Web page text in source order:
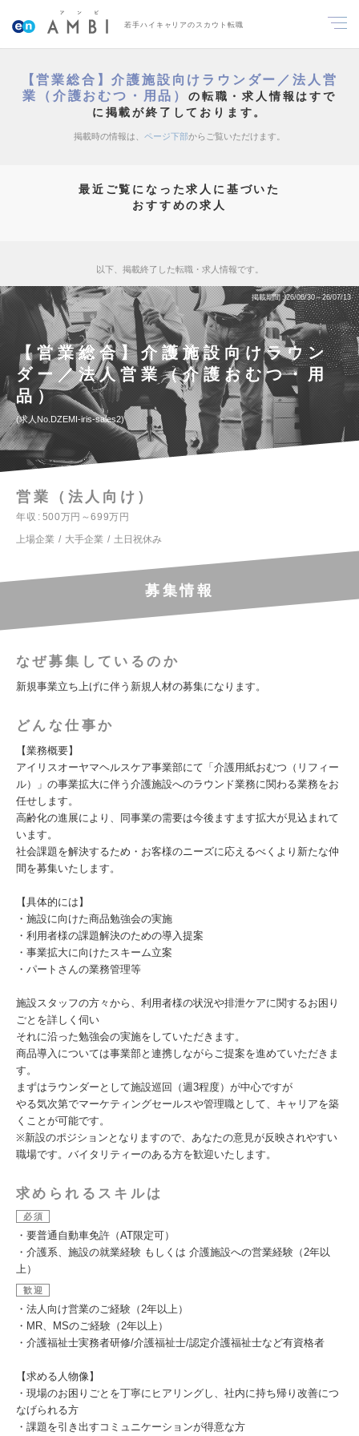
若手ハイキャリアのスカウト転職
【営業総合】介護施設向けラウンダー／法人営
業（介護おむつ・用品） の転職・求人情報はすで
に掲載が終了しております。
掲載時の情報は、 ページ下部からご覧いただけます。
最近ご覧になった求人に基づいた
おすすめの求人
以下、掲載終了した転職・求人情報です。
掲載期間 26/06/30～26/07/13
【営業総合】介護施設向けラウン
ダー／法人営業（介護おむつ・用
品）
求人No.DZEMI-iris-sales2
営業（法人向け）
年収
500万円～699万円
上場企業
大手企業 土日祝休み
募集情報
なぜ募集しているのか
新規事業立ち上げに伴う新規人材の募集になります。
どんな仕事か
【業務概要】
アイリスオーヤマヘルスケア事業部にて「介護用紙おむつ（リフィー
ル）」の事業拡大に伴う介護施設へのラウンド業務に関わる業務をお
任せします。
高齢化の進展により、同事業の需要は今後ますます拡大が見込まれて
います。
社会課題を解決するため・お客様のニーズに応えるべくより新たな仲
間を募集いたします。
【具体的には】
・施設に向けた商品勉強会の実施
・利用者様の課題解決のための導入提案
・事業拡大に向けたスキーム立案
・パートさんの業務管理等
施設スタッフの方々から、利用者様の状況や排泄ケアに関するお困り
ごとを詳しく伺い
それに沿った勉強会の実施をしていただきます。
商品導入については事業部と連携しながらご提案を進めていただきま
す。
まずはラウンダーとして施設巡回（週3程度）が中心ですが
やる気次第でマーケティングセールスや管理職として、キャリアを築
くことが可能です。
※新設のポジションとなりますので、あなたの意見が反映されやすい
職場です。バイタリティーのある方を歓迎いたします。
求められるスキルは
必須
・要普通自動車免許（AT限定可）
・介護系、施設の就業経験 もしくは 介護施設への営業経験（2年以
上）
歓迎
・法人向け営業のご経験（2年以上）
・MR、MSのご経験（2年以上）
・介護福祉士実務者研修/介護福祉士/認定介護福祉士など有資格者
【求める人物像】
・現場のお困りごとを丁寧にヒアリングし、社内に持ち帰り改善につ
なげられる方
・課題を引き出すコミュニケーションが得意な方